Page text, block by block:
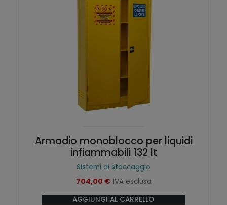
Armadio monoblocco per liquidi
infiammabili 132 lt
Sistemi di stoccaggio
704,00 € IVA esclusa
AGGIUNGI AL CARRELLO